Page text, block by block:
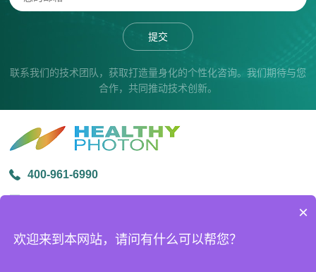
提交
联系我们的技术团队，获取打造量身化的个性化咨询。我们期待与您
合作，共同推动技术创新。
400-961-6990
×
欢迎来到本网站，请问有什么可以帮您？